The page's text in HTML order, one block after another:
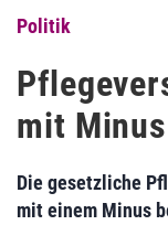
Politik
mit
Die gesetzliche
mit einem Minus